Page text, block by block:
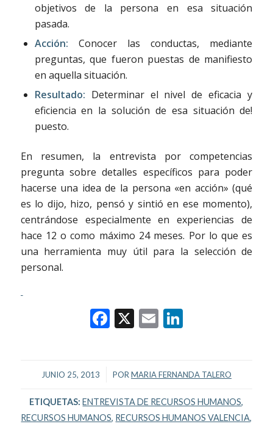
objetivos de la persona en esa situación
pasada.
Acción: Conocer las conductas, mediante
preguntas, que fueron puestas de manifiesto
en aquella situación.
Resultado: Determinar el nivel de eficacia y
eficiencia en la solución de esa situación de!
puesto.
En resumen, la entrevista por competencias
pregunta sobre detalles específicos para poder
hacerse una idea de la persona «en acción» (qué
es lo dijo, hizo, pensó y sintió en ese momento),
centrándose especialmente en experiencias de
hace 12 o como máximo 24 meses. Por lo que es
una herramienta muy útil para la selección de
personal.
Facebook
X EmailLinkedIn
JUNIO 25, 2013
/ PORMARIA FERNANDA TALERO
ETIQUETAS: ENTREVISTA DE RECURSOS HUMANOS,
RECURSOS HUMANOS, RECURSOS HUMANOS VALENCIA,